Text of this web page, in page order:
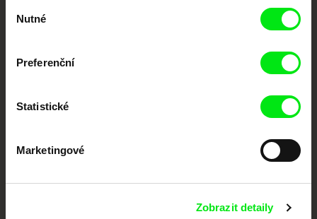
souhlasu
Nutné
Preferenční
Statistické
Marketingové
Zobrazit detaily
festivalů dokumentárního filmu sdružených do Doc Alliance. Naším cílem je
posouvat hranice dokumentárního filmu, propagovat jeho rozmanitost a
CPH:DOX Doclisboa
Millennium Docs
DOK Leipzig